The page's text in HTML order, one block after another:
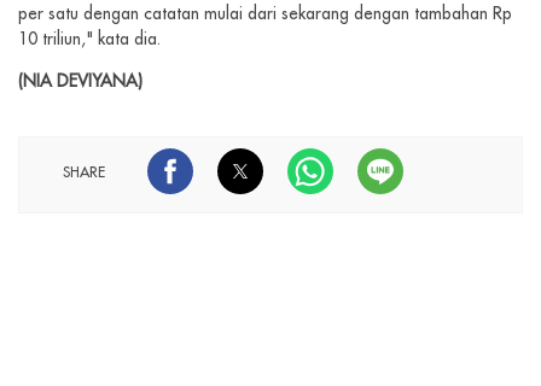
per satu dengan catatan mulai dari sekarang dengan tambahan Rp
10 triliun," kata dia.
(NIA DEVIYANA)
SHARE